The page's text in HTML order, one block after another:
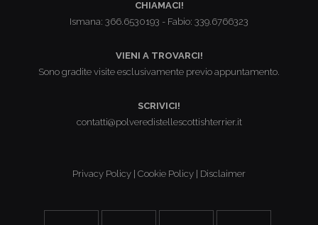
CHIAMACI!
Ismana: 366.6530193 - Fabio: 339.6766323
VIENI A TROVARCI!
Sono gradite visite esclusivamente previo appuntamento.
SCRIVICI!
contatti@polveredistellescottishterrier.it
Privacy Policy Cookie Policy Disclaimer